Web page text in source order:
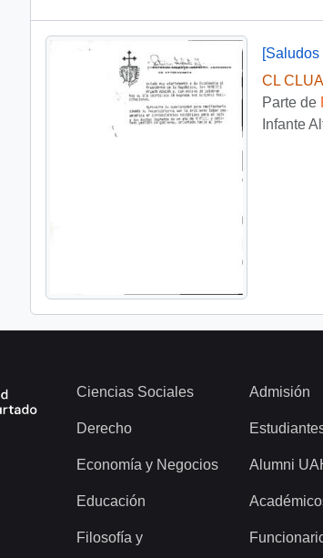
CL
Parte de
Infante
Ciencias Sociales
Derecho
Economía y Negocios
Educación
Filosofía y
Admisión
Alumni